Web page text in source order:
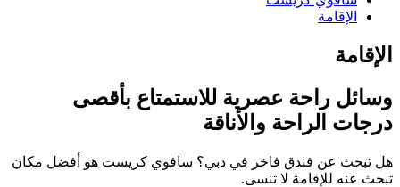
الإقامة
الإقامة
وسائل راحة عصرية للاستمتاع بأقصى
درجات الراحة والأناقة
هل تبحث عن فندق فاخر في دبي؟ سافوي كريست هو أفضل مكان
تبحث عنه للإقامة لا تنسى.